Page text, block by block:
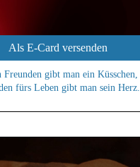
Als E-Card versenden
Freunden gibt man ein Küsschen,
fürs Leben gibt man sein Herz.